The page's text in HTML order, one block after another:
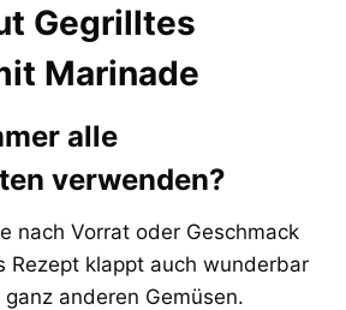
Gegrilltes
Marinade
alle
verwenden?
nach Vorrat oder Geschmack
Rezept klappt auch wunderbar
anderen Gemüsen.